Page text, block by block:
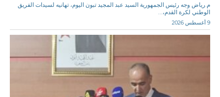
م.رياض وجه رئيس الجمهورية السيد عبد المجيد تبون اليوم، تهانيه لسيدات الفريق
الوطني لكرة القدم،...
9 أغسطس 2026